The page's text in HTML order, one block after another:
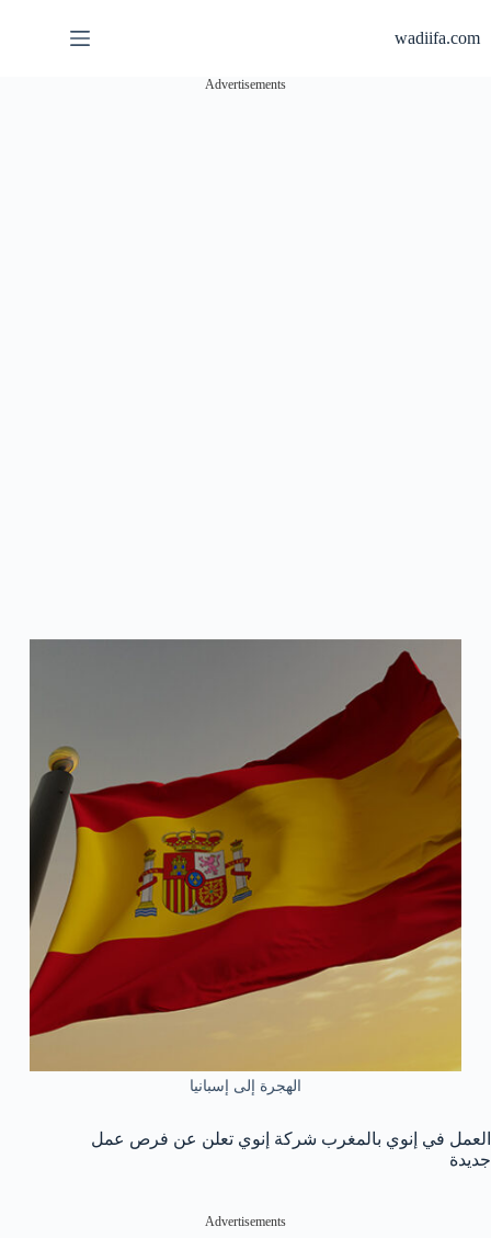
wadiifa.com
Advertisements
الهجرة إلى إسبانيا
العمل في إنوي بالمغرب شركة إنوي تعلن عن فرص عمل
جديدة
Advertisements